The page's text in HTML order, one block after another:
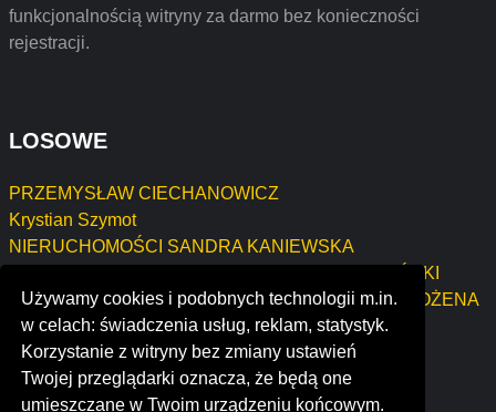
Używamy cookies i podobnych technologii m.in.
w celach: świadczenia usług, reklam, statystyk.
Korzystanie z witryny bez zmiany ustawień
Twojej przeglądarki oznacza, że będą one
umieszczane w Twoim urządzeniu końcowym.
funkcjonalnością witryny za darmo bez konieczności
rejestracji.
LOSOWE
PRZEMYSŁAW CIECHANOWICZ
Krystian Szymot
NIERUCHOMOŚCI SANDRA KANIEWSKA
F.H.U. "SOLIDNY PARTNER" ZBIGNIEW JABŁOŃSKI
1. SKLEP SPOŻYWCZO-MONOPOLOWY "LIBO" BOŻENA
KULETA\n2. KAWIARENKA "NA JAWIE" - BOŻENA
KULETA
milestones group